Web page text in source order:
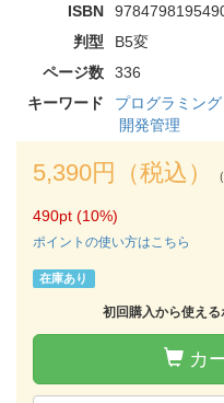
ISBN
判型
B5変
ページ数
336
キーワード
プログラミング
開発管理
5,390円（税込）
490pt (10%)
ポイントの使い方はこちら
在庫あり
初回購入から使え
カ